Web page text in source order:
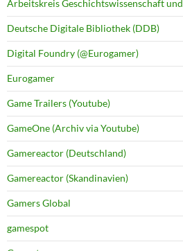
Arbeitskreis Geschichtswissenschaft
Deutsche Digitale Bibliothek (DDB)
Digital Foundry (@Eurogamer)
Eurogamer
Game Trailers (Youtube)
GameOne (Archiv via Youtube)
Gamereactor (Deutschland)
Gamereactor (Skandinavien)
Gamers Global
gamespot